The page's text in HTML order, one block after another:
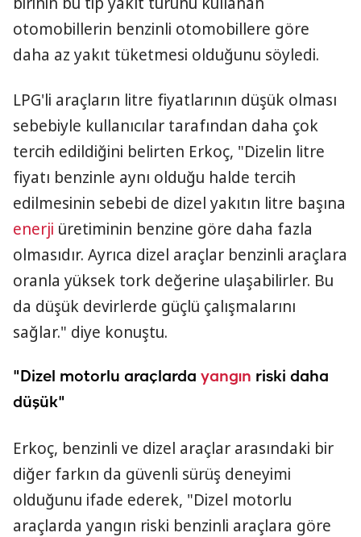
otomobillerin benzinli otomobillere göre
daha az yakıt tüketmesi olduğunu söyledi.
LPG'li araçların litre fiyatlarının düşük olması
sebebiyle kullanıcılar tarafından daha çok
tercih edildiğini belirten Erkoç, "Dizelin litre
fiyatı benzinle aynı olduğu halde tercih
edilmesinin sebebi de dizel yakıtın litre başına
enerji üretiminin benzine göre daha fazla
olmasıdır. Ayrıca dizel araçlar benzinli araçlara
oranla yüksek tork değerine ulaşabilirler. Bu
da düşük devirlerde güçlü çalışmalarını
sağlar." diye konuştu.
"Dizel motorlu araçlarda yangın riski daha
düşük"
Erkoç, benzinli ve dizel araçlar arasındaki bir
diğer farkın da güvenli sürüş deneyimi
olduğunu ifade ederek, "Dizel motorlu
araçlarda yangın riski benzinli araçlara göre